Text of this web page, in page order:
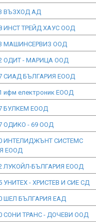
ВЪЗХОД АД
ИНСТ ТРЕЙД ХАУС ООД
МАШИНСЕРВИЗ ООД
ОДИТ - МАРИЦА ООД
СИАД БЪЛГАРИЯ ЕООД
ифм електроник ЕООД
БУЛКЕМ ЕООД
ОДИКО - 69 ООД
ИНТЕЛИДЖЪНТ СИСТЕМС
ЕООД
ЛУКОЙЛ-БЪЛГАРИЯ ЕООД
УНИТЕХ - ХРИСТЕВ И СИЕ СД
ШЕЛ БЪЛГАРИЯ ЕАД
СОНИ ТРАНС - ДОЧЕВИ ООД